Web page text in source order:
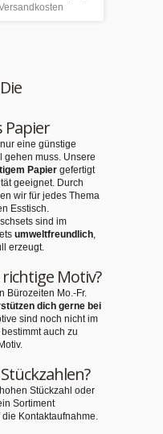
Papier
eine günstige
gehen muss. Unsere
Papier gefertigt
geeignet. Durch
wir für jedes Thema
Esstisch.
sind im
umweltfreundlich,
erzeugt.
Motiv?
Bürozeiten Mo.-Fr.
dich gerne bei
sind noch nicht im
auch zu
Stückzahl oder
Sortiment
Kontaktaufnahme.